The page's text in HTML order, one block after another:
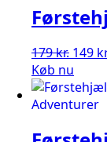
179kr. Den
pris
var:
149
Køb nu